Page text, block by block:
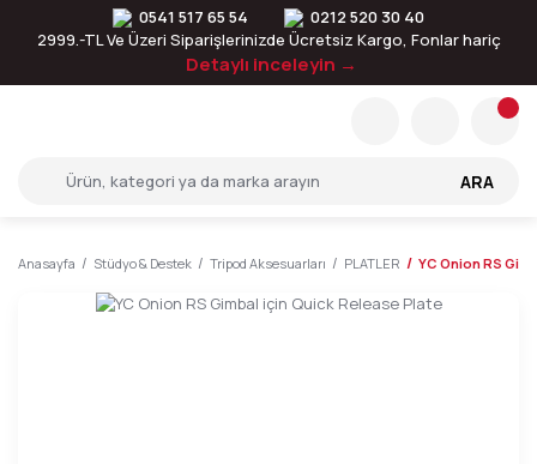
0541 517 65 54
0212 520 30 40
2999.-TL Ve Üzeri Siparişlerinizde Ücretsiz Kargo, Fonlar hariç
Detaylı inceleyin →
ARA
Anasayfa Stüdyo & Destek Tripod Aksesuarları PLATLER YC Onion RS